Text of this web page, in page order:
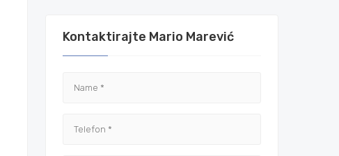
Kontaktirajte Mario Marević